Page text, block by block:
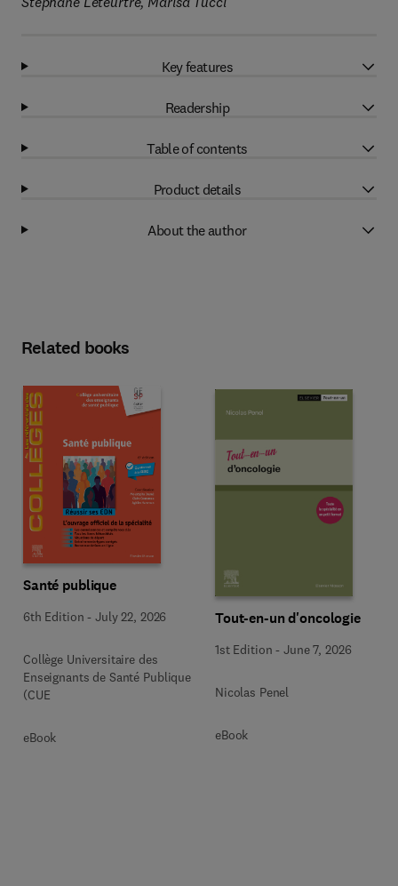
Key features
Readership
Table of contents
Product details
About the author
Related books
Santé publique
6th Edition -July 22, 2026
Collège Universitaire des
Enseignants de Santé Publique
(CUE
eBook
Tout-en-un d'oncologie
1st Edition -June 7, 2026
Nicolas Penel
eBook